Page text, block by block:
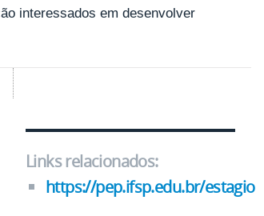
interessados em desenvolver
Links relacionados:
https://pep.ifsp.edu.br/estagio